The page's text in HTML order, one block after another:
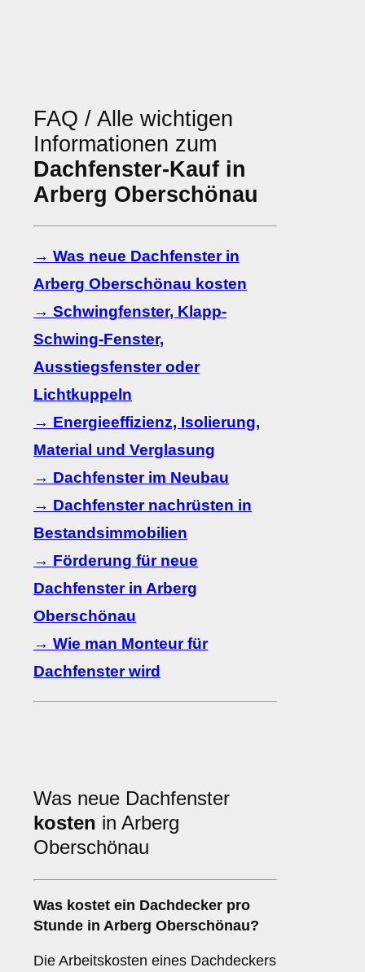
FAQ / Alle wichtigen
Informationen zum
Dachfenster-Kauf in
Arberg Oberschönau
→ Was neue Dachfenster in
Arberg Oberschönau kosten
→ Schwingfenster, Klapp-
Schwing-Fenster,
Ausstiegsfenster oder
Lichtkuppeln
→ Energieeffizienz, Isolierung,
Material und Verglasung
→ Dachfenster im Neubau
→ Dachfenster nachrüsten in
Bestandsimmobilien
→ Förderung für neue
Dachfenster in Arberg
Oberschönau
→ Wie man Monteur für
Dachfenster wird
Was neue Dachfenster
kosten in Arberg
Oberschönau
Was kostet ein Dachdecker pro
Stunde in Arberg Oberschönau?
Die Arbeitskosten eines Dachdeckers